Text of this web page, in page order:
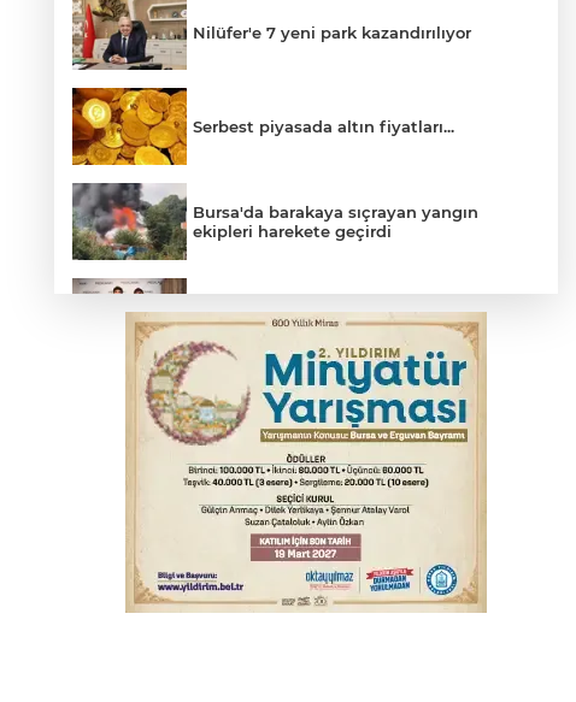
Nilüfer'e 7 yeni park kazandırılıyor
Serbest piyasada altın fiyatları...
Bursa'da barakaya sıçrayan yangın
ekipleri harekete geçirdi
başladı
Yargıtay’dan primle çalışanlara müjde
Bursa’da bugün hava nasıl olacak?
Osmangazi’de iş arayanlara destek